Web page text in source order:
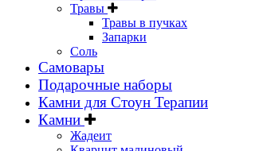
Травы
Травы в пучках
Запарки
Соль
Самовары
Подарочные наборы
Камни для Стоун Терапии
Камни
Жадеит